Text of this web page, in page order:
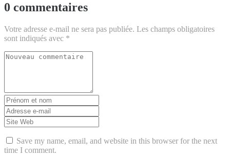
0 commentaires
Votre adresse e-mail ne sera pas publiée. Les champs obligatoires
sont indiqués avec *
Votre
Prénom
et
nom*
Adresse
e-
mail
*
Site
Web
Save my name, email, and website in this browser for the next
time I comment.